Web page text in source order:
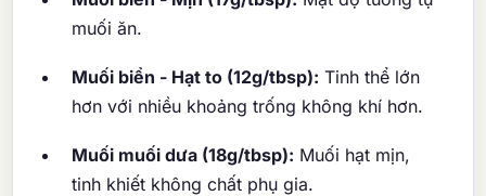
muối ăn.
Muối biển - Hạt to (12g/tbsp): Tinh thể lớn
hơn với nhiều khoảng trống không khí hơn.
Muối muối dưa (18g/tbsp): Muối hạt mịn,
tinh khiết không chất phụ gia.